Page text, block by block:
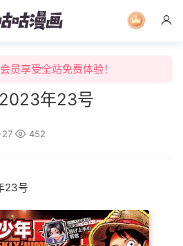
员享受全站免费体验！
员享受全站免费体验！
年23号
452
23号